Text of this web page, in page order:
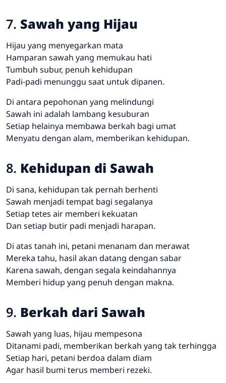
7. Sawah yang Hijau
Hijau yang menyegarkan mata
Hamparan sawah yang memukau hati
Tumbuh subur, penuh kehidupan
Padi-padi menunggu saat untuk dipanen.
Di antara pepohonan yang melindungi
Sawah ini adalah lambang kesuburan
Setiap helainya membawa berkah bagi umat
Menyatu dengan alam, memberikan kehidupan.
8. Kehidupan di Sawah
Di sana, kehidupan tak pernah berhenti
Sawah menjadi tempat bagi segalanya
Setiap tetes air memberi kekuatan
Dan setiap butir padi menjadi harapan.
Di atas tanah ini, petani menanam dan merawat
Mereka tahu, hasil akan datang dengan sabar
Karena sawah, dengan segala keindahannya
Memberi hidup yang penuh dengan makna.
9. Berkah dari Sawah
Sawah yang luas, hijau mempesona
Ditanami padi, memberikan berkah yang tak terhingga
Setiap hari, petani berdoa dalam diam
Agar hasil bumi terus memberi rezeki.